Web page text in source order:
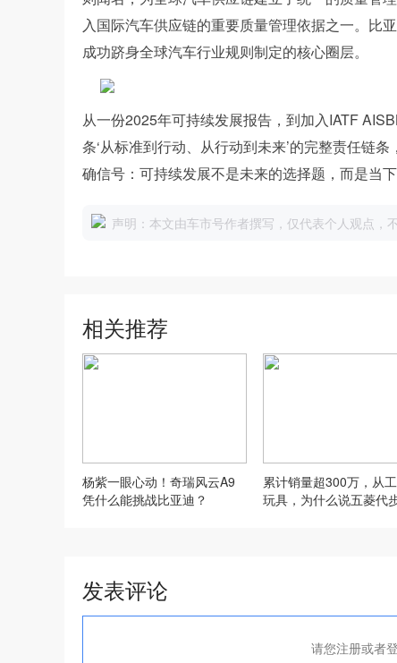
入国际汽车供应链的重要质量管理依据之一。比
成功跻身全球汽车行业规则制定的核心圈层。
从一份2025年可持续发展报告，到加入IATF
条‘从标准到行动、从行动到未来’的完整责任链
确信号：可持续发展不是未来的选择题，而是当
声明：本文由车市号作者撰写，仅代表个人观点，
相关推荐
杨紫一眼心动！奇瑞风云A9
凭什么能挑战比亚迪？
累计销量超300万，从
玩具，为什么说五菱代
发表评论
请您注册或者